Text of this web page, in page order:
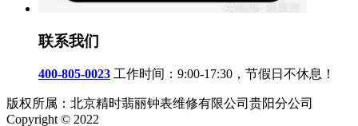
联系我们
400-805-0023 工作时间：9:00-17:30，节假日不休息！
版权所属：北京精时翡丽钟表维修有限公司贵阳分公司
Copyright © 2022